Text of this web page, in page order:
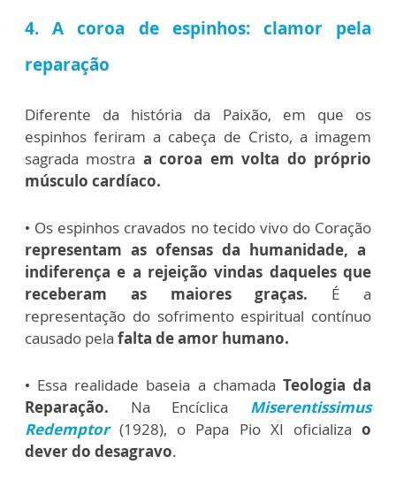
4. A coroa de espinhos: clamor pela
reparação
Diferente da história da Paixão, em que os
espinhos feriram a cabeça de Cristo, a imagem
sagrada mostra a coroa em volta do próprio
músculo cardíaco.
• Os espinhos cravados no tecido vivo do Coração
representam as ofensas da humanidade, a
indiferença e a rejeição vindas daqueles que
receberam as maiores graças. É a
representação do sofrimento espiritual contínuo
causado pela falta de amor humano.
• Essa realidade baseia a chamada Teologia da
Reparação. Na Encíclica
Miserentissimus
Redemptor(1928), o Papa Pio XI oficializa o
dever do desagravo.